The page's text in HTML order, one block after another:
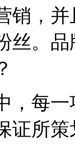
销，
丝。
，每
证所